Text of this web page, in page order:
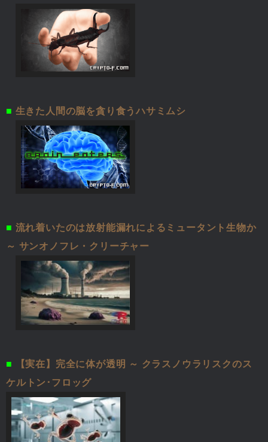
■ 生きた人間の脳を貪り食うハサミムシ
■ 流れ着いたのは放射能漏れによるミュータント生物か
～ サンオノフレ・クリーチャー
■
【実在】完全に体が透明 ～ クラスノウラリスクのス
ケルトン･フロッグ